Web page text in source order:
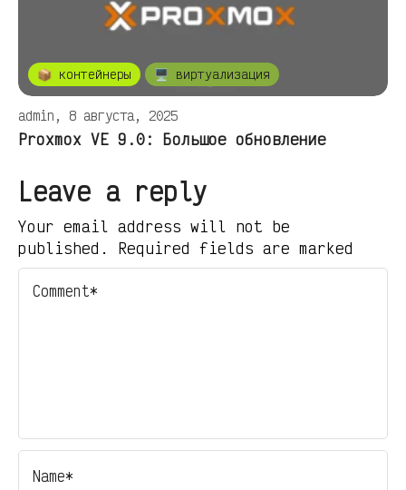
📦 контейнеры 🖥️ виртуализация
admin, 8 августа, 2025
Proxmox VE 9.0: Большое обновление
Leave a reply
Your email address will not be
published. Required fields are marked